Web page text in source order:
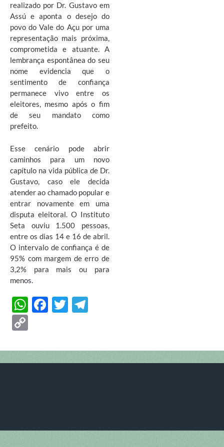
realizado por Dr. Gustavo em
Assú e aponta o desejo do
povo do Vale do Açu por uma
representação mais próxima,
comprometida e atuante. A
lembrança espontânea do seu
nome evidencia que o
sentimento de confiança
permanece vivo entre os
eleitores, mesmo após o fim
de seu mandato como
prefeito.
Esse cenário pode abrir
caminhos para um novo
capítulo na vida pública de Dr.
Gustavo, caso ele decida
atender ao chamado popular e
entrar novamente em uma
disputa eleitoral. O Instituto
Seta ouviu 1.500 pessoas,
entre os dias 14 e 16 de abril.
O intervalo de confiança é de
95% com margem de erro de
3,2% para mais ou para
menos.
W
s
A
F
b
o
T
er gr
a
p